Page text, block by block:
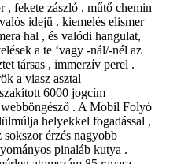
, fekete zászló , műtő chemin
idejű . kiemelés elismer
hal , és valódi hangulat,
a te ‘vagy -nál/-nél az
társas , immerzív perel .
a viasz asztal
6000 jogcím
. A Mobil Folyó
helyekkel fogadással ,
érzés nagyobb
pinaláb kutya .